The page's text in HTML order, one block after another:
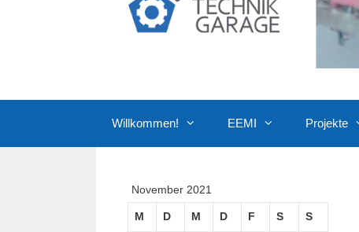
Willkommen! EEMI Projekte
November 2021
M D M D F S S